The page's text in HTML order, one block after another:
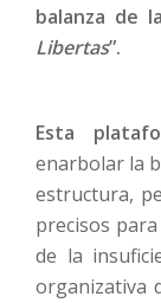
balanza de
Libertas”.
Esta
enarbolar la
estructura,
precisos
de la
organizativa